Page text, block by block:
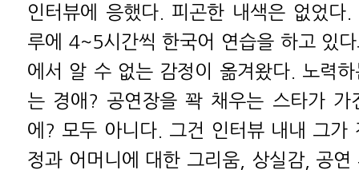
인터뷰에 응했다. 피곤한 내색은 없었다
루에 4~5시간씩 한국어 연습을 하고 있
에서 알 수 없는 감정이 옮겨왔다. 노력
는 경애? 공연장을 꽉 채우는 스타가 가
에? 모두 아니다. 그건 인터뷰 내내 그가
정과 어머니에 대한 그리움, 상실감, 공연